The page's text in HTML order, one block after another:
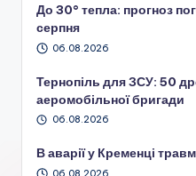
До 30° тепла: прогноз
серпня
06.08.2026
Тернопіль для ЗСУ: 50
аеромобільної бригади
06.08.2026
В аварії у Кременці